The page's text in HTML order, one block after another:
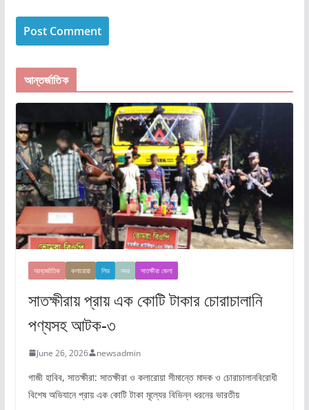
আন্তর্জাতিক
আন্তর্জাতিক কলারোয়া লিড সদর সাতক্ষীরা জেলা
সাতক্ষীরায় প্রায় এক কোটি টাকার চোরাচালানি
পণ্যসহ আটক-৩
June 26, 2026 newsadmin
গাজী হাবিব, সাতক্ষীরা: সাতক্ষীরা ও কলারোয়া সীমান্তে মাদক ও চোরাচালানবিরোধী
বিশেষ অভিযানে প্রায় এক কোটি টাকা মূল্যের বিভিন্ন ধরনের ভারতীয়